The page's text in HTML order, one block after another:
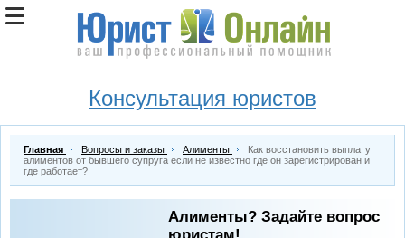
Консультация юристов
Главная Вопросы и заказы Алименты
Как восстановить выплату
алиментов от бывшего супруга если не известно где он зарегистрирован и
где работает?
Алименты? Задайте вопрос